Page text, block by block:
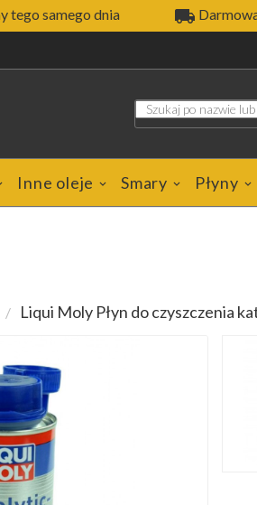
tego samego dnia 
Inne oleje Smary Płyny
Liqui Moly Płyn do czyszczenia